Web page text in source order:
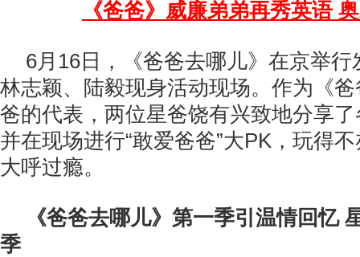
《爸爸》威廉弟弟再秀英语
6月16日，《爸爸去哪儿》在京举
林志颖、陆毅现身活动现场。作为《
爸的代表，两位星爸饶有兴致地分享了
并在现场进行“敢爱爸爸”大PK，玩得
大呼过瘾。
《爸爸去哪儿》第一季引温情回忆
季